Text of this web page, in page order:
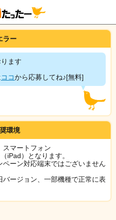
ラー
ます
ココから応募してね♪[無料]
環境
スマートフォン
iPad）となります。
ーン対応端末ではございません
バージョン、一部機種で正常に表